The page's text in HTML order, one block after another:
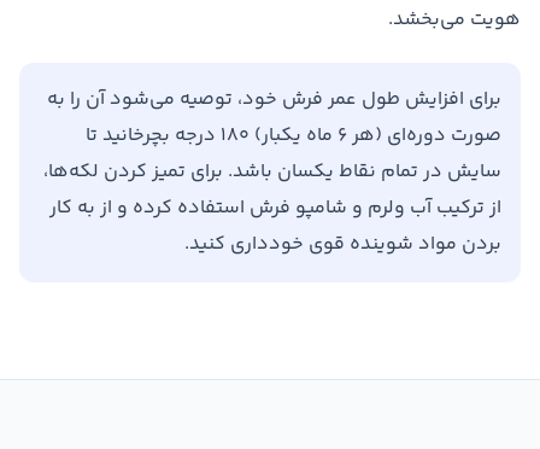
هویت می‌بخشد.
برای افزایش طول عمر فرش خود، توصیه می‌شود آن را به
صورت دوره‌ای (هر ۶ ماه یکبار) ۱۸۰ درجه بچرخانید تا
سایش در تمام نقاط یکسان باشد. برای تمیز کردن لکه‌ها،
از ترکیب آب ولرم و شامپو فرش استفاده کرده و از به کار
بردن مواد شوینده قوی خودداری کنید.